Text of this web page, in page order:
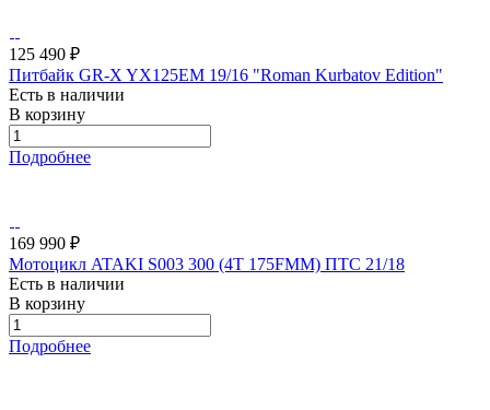
125 490 ₽
Питбайк GR-X YX125EM 19/16 "Roman Kurbatov Edition"
Есть в наличии
В корзину
Подробнее
169 990 ₽
Мотоцикл ATAKI S003 300 (4T 175FMM) ПТС 21/18
Есть в наличии
В корзину
Подробнее